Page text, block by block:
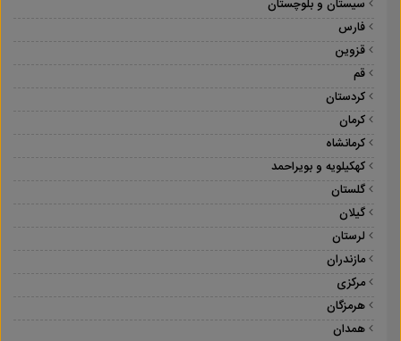
سیستان و بلوچستان
فارس
قزوین
قم
کردستان
کرمان
کرمانشاه
کهکیلویه و بویراحمد
گلستان
گیلان
لرستان
مازندران
مرکزی
هرمزگان
همدان